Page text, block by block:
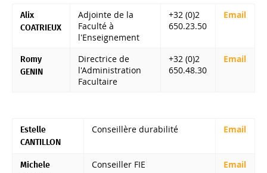
Alix
COATRIEUX
Adjointe de la
Faculté à
l'Enseignement
+32 (0)2
650.23.50
Email
Romy
GENIN
Directrice de
l'Administration
Facultaire
+32 (0)2
650.48.30
Email
Estelle
CANTILLON
Conseillère durabilité Email
Michele
Conseiller FIE Email